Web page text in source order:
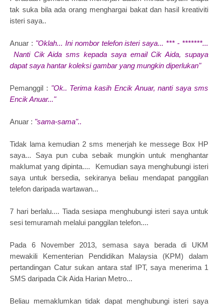
tak suka bila ada orang menghargai bakat dan hasil kreativiti
isteri saya..
Anuar : "Oklah... Ini nombor telefon isteri saya... *** - *******...
Nanti Cik Aida sms kepada saya email Cik Aida, supaya
dapat saya hantar koleksi gambar yang mungkin diperlukan"
Pemanggil : "Ok.. Terima kasih Encik Anuar, nanti saya sms
Encik Anuar..."
Anuar : "sama-sama"..
Tidak lama kemudian 2 sms menerjah ke messege Box HP
saya... Saya pun cuba sebaik mungkin untuk menghantar
maklumat yang dipinta.... Kemudian saya menghubungi isteri
saya untuk bersedia, sekiranya beliau mendapat panggilan
telefon daripada wartawan...
7 hari berlalu.... Tiada sesiapa menghubungi isteri saya untuk
sesi temuramah melalui panggilan telefon....
Pada 6 November 2013, semasa saya berada di UKM
mewakili Kementerian Pendidikan Malaysia (KPM) dalam
pertandingan Catur sukan antara staf IPT, saya menerima 1
SMS daripada Cik Aida Harian Metro...
Beliau memaklumkan tidak dapat menghubungi isteri saya